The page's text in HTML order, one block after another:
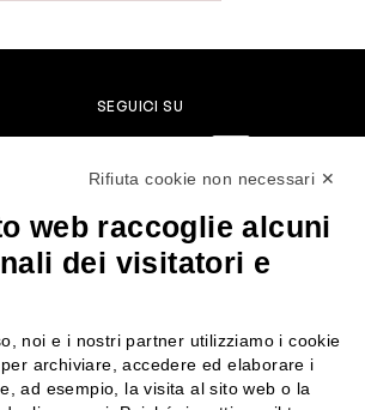
SEGUICI SU
Chi siamo
Contattaci
Rifiuta cookie non necessari ✕
web raccoglie alcuni
dei visitatori e
noi e i nostri partner utilizziamo i cookie
archiviare, accedere ed elaborare i
ad esempio, la visita al sito web o la